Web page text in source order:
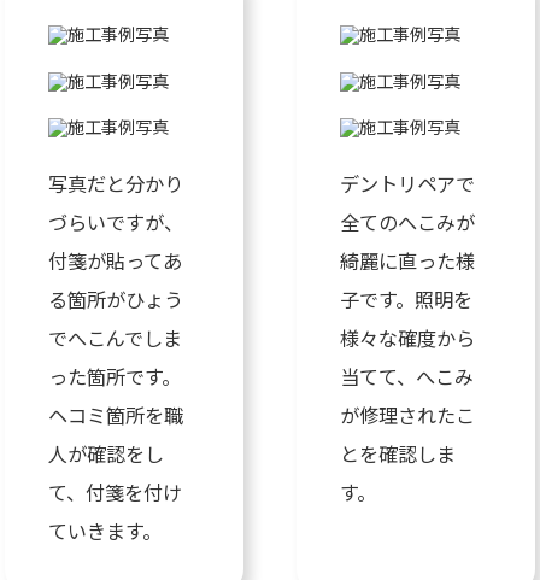
写真だと分かり
づらいですが、
付箋が貼ってあ
る箇所がひょう
でへこんでしま
った箇所です。
ヘコミ箇所を職
人が確認をし
て、付箋を付け
ていきます。
デントリペアで
全てのへこみが
綺麗に直った様
子です。照明を
様々な確度から
当てて、へこみ
が修理されたこ
とを確認しま
す。